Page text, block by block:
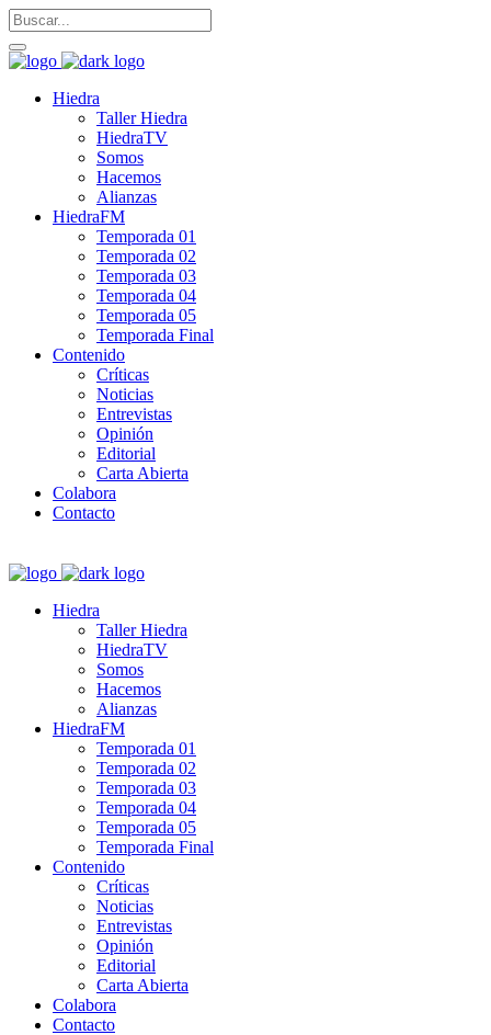
Hiedra
Taller Hiedra
HiedraTV
Somos
Hacemos
Alianzas
HiedraFM
Temporada 01
Temporada 02
Temporada 03
Temporada 04
Temporada 05
Temporada Final
Contenido
Críticas
Noticias
Entrevistas
Opinión
Editorial
Carta Abierta
Colabora
Contacto
Hiedra
Taller Hiedra
HiedraTV
Somos
Hacemos
Alianzas
HiedraFM
Temporada 01
Temporada 02
Temporada 03
Temporada 04
Temporada 05
Temporada Final
Contenido
Críticas
Noticias
Entrevistas
Opinión
Editorial
Carta Abierta
Colabora
Contacto